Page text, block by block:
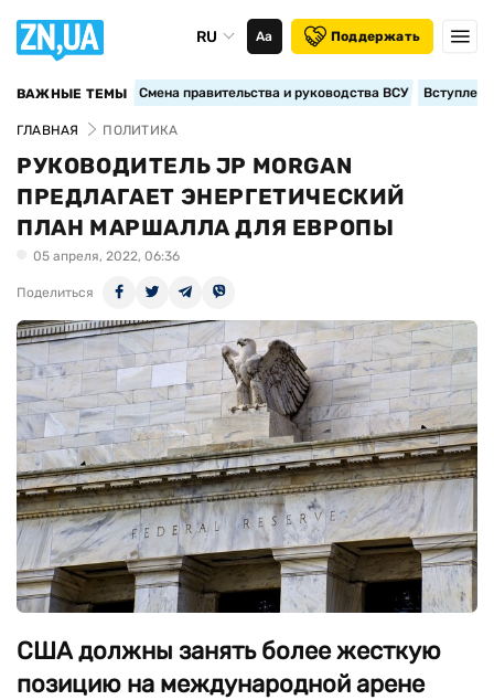
RU Аа Поддержать
ВАЖНЫЕ ТЕМЫ Смена правительства и руководства ВСУ
ГЛАВНАЯ ПОЛИТИКА
РУКОВОДИТЕЛЬ JP MORGAN
ПРЕДЛАГАЕТ ЭНЕРГЕТИЧЕСКИЙ
ПЛАН МАРШАЛЛА ДЛЯ ЕВРОПЫ
05 апреля, 2022, 06:36
Поделиться
США должны занять более жесткую
позицию на международной арене